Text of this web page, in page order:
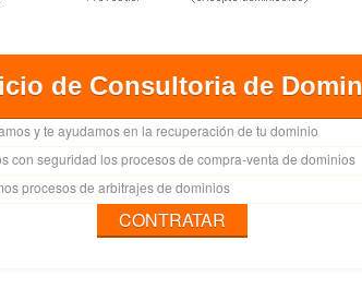
de Consultoria de
y te ayudamos en la recuperación de tu dominio
con seguridad los procesos de compra-venta de dominios
procesos de arbitrajes de dominios
CONTRATAR